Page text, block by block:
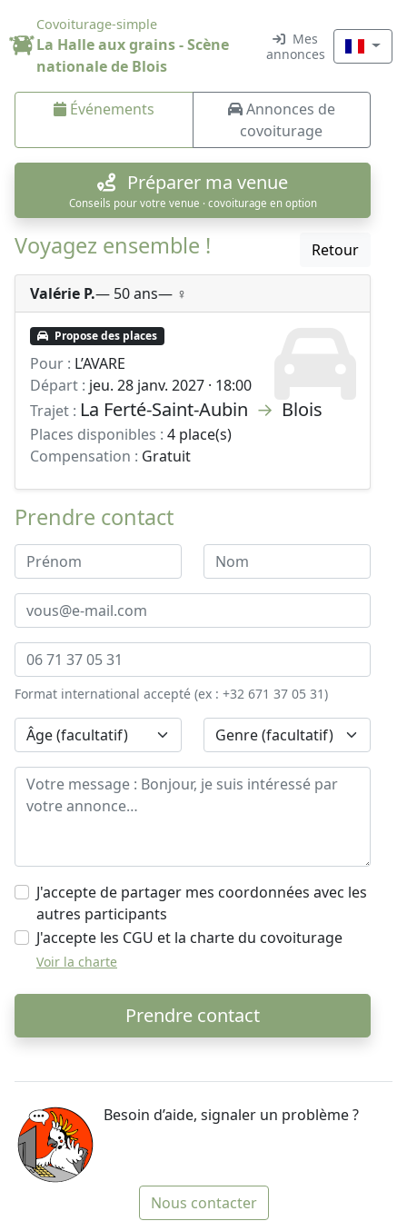
Covoiturage-simple
La Halle aux grains - Scène
nationale de Blois
Mes
annonces
Événements
Annonces de
covoiturage
Préparer ma venue
Conseils pour votre venue · covoiturage en option
Voyagez ensemble ! Retour
Valérie P.— 50 ans— ♀️
Propose des places
Pour : L’AVARE
Départ : jeu. 28 janv. 2027 · 18:00
Trajet : La Ferté-Saint-Aubin → Blois
Places disponibles : 4 place(s)
Compensation : Gratuit
Prendre contact
Format international accepté (ex : +32 671 37 05 31)
J'accepte de partager mes coordonnées avec les
autres participants
J'accepte les CGU et la charte du covoiturage
Voir la charte
Prendre contact
Besoin d’aide, signaler un problème ?
Nous contacter